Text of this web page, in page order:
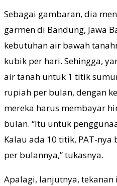
Sebagai gambaran, dia
garmen di Bandung, Jawa
kebutuhan air bawah
kubik per hari. Sehingga,
air tanah untuk 1 titik
rupiah per bulan, dengan
mereka harus membayar
bulan. “Itu untuk
Kalau ada 10 titik, PAT-
per bulannya,” tukasnya.
Apalagi, lanjutnya,